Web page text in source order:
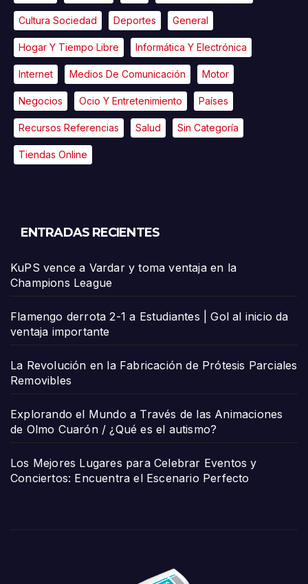
Cultura Sociedad Deportes General
Hogar Y Tiempo Libre Informática Y Electrónica
Internet Medios De Comunicación Motor
Negocios Ocio Y Entretenimiento Países
Recursos Referencias Salud Sin Categoría
Tiendas Online
ENTRADAS RECIENTES
KuPS vence a Vardar y toma ventaja en la
Champions League
Flamengo derrota 2-1 a Estudiantes | Gol al inicio da
ventaja importante
La Revolución en la Fabricación de Prótesis Parciales
Removibles
Explorando el Mundo a Través de las Animaciones
de Olmo Cuarón / ¿Qué es el autismo?
Los Mejores Lugares para Celebrar Eventos y
Conciertos: Encuentra el Escenario Perfecto